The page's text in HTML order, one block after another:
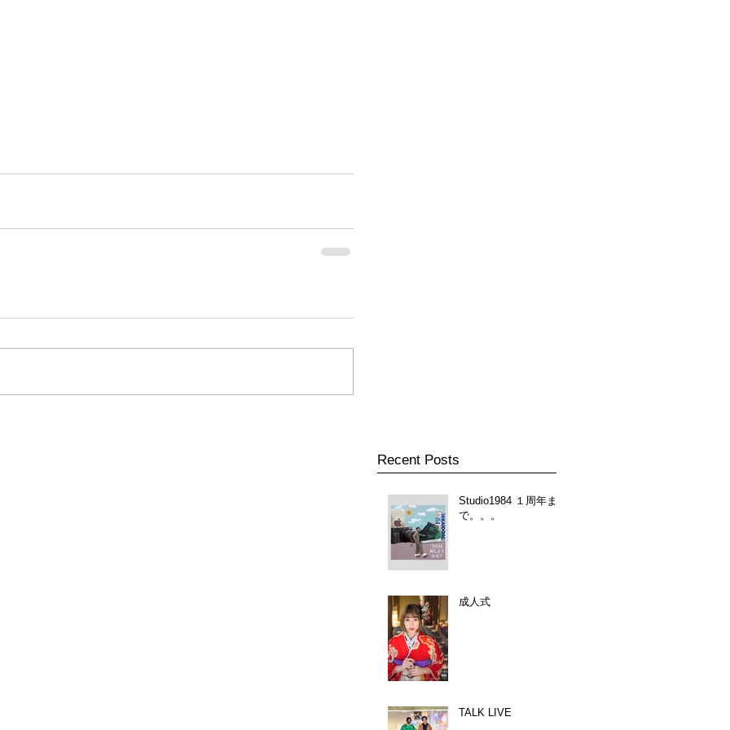
Recent Posts
Studio1984 １周年ま
で。。。
成人式
TALK LIVE